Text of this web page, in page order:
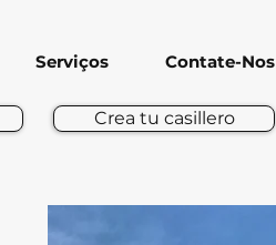
Serviços Contate-Nos
Crea tu casillero